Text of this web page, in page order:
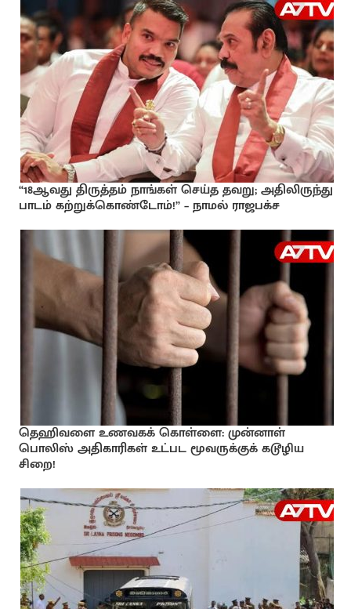
“18ஆவது திருத்தம் நாங்கள் செய்த தவறு; அதிலிருந்து
பாடம் கற்றுக்கொண்டோம்!” – நாமல் ராஜபக்ச
தெஹிவளை உணவகக் கொள்ளை: முன்னாள்
பொலிஸ் அதிகாரிகள் உட்பட மூவருக்குக் கடூழிய
சிறை!